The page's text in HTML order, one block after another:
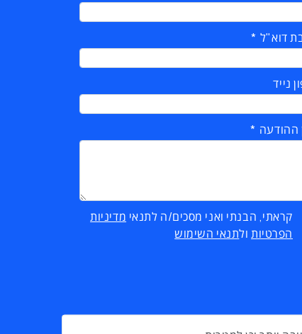
דוא"ל
נייד
ההודעה
קראתי, הבנתי ואני מסכים/ה לתנאי מדיניות
הפרטיותולתנאי השימוש